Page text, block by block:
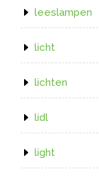
leeslampen
licht
lichten
lidl
light